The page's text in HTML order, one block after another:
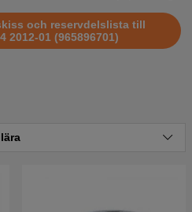
och reservdelslista till
2012-01 (965896701)